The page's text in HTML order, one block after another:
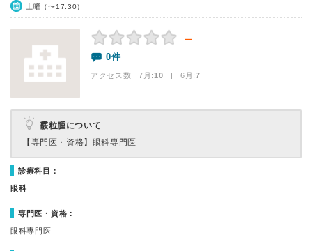
土曜（〜17:30）
－
0件
アクセス数 7月:10 | 6月:7
霰粒腫について
【専門医・資格】 眼科専門医
診療科目：
眼科
専門医・資格：
眼科専門医